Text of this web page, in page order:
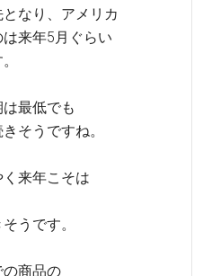
なり、アメリカ
来年5月ぐらい
最低でも
そうですね。
来年こそは
うです。
商品の